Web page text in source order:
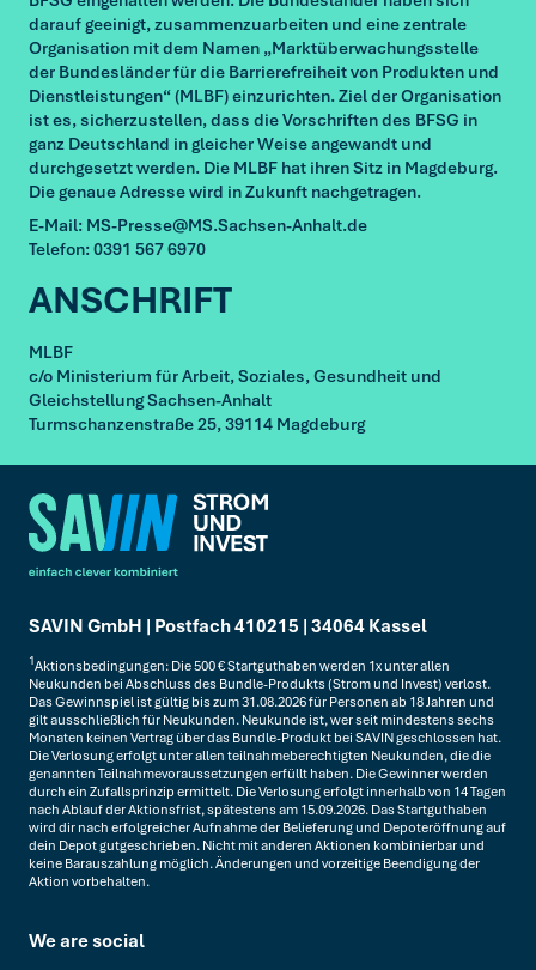
darauf geeinigt, zusammenzuarbeiten und eine zentrale
Organisation mit dem Namen „Marktüberwachungsstelle
der Bundesländer für die Barrierefreiheit von Produkten und
Dienstleistungen“ (MLBF) einzurichten. Ziel der Organisation
ist es, sicherzustellen, dass die Vorschriften des BFSG in
ganz Deutschland in gleicher Weise angewandt und
durchgesetzt werden. Die MLBF hat ihren Sitz in Magdeburg.
Die genaue Adresse wird in Zukunft nachgetragen.
E-Mail: MS-Presse@MS.Sachsen-Anhalt.de
Telefon: 0391 567 6970
ANSCHRIFT
MLBF
c/o Ministerium für Arbeit, Soziales, Gesundheit und
Gleichstellung Sachsen-Anhalt
Turmschanzenstraße 25, 39114 Magdeburg
SAVIN GmbH | Postfach 410215 | 34064 Kassel
1Aktionsbedingungen: Die 500 € Startguthaben werden 1x unter allen
Neukunden bei Abschluss des Bundle-Produkts (Strom und Invest) verlost.
Das Gewinnspiel ist gültig bis zum 31.08.2026 für Personen ab 18 Jahren und
gilt ausschließlich für Neukunden. Neukunde ist, wer seit mindestens sechs
Monaten keinen Vertrag über das Bundle-Produkt bei SAVIN geschlossen hat.
Die Verlosung erfolgt unter allen teilnahmeberechtigten Neukunden, die die
genannten Teilnahmevoraussetzungen erfüllt haben. Die Gewinner werden
durch ein Zufallsprinzip ermittelt. Die Verlosung erfolgt innerhalb von 14 Tagen
nach Ablauf der Aktionsfrist, spätestens am 15.09.2026. Das Startguthaben
wird dir nach erfolgreicher Aufnahme der Belieferung und Depoteröffnung auf
dein Depot gutgeschrieben. Nicht mit anderen Aktionen kombinierbar und
keine Barauszahlung möglich. Änderungen und vorzeitige Beendigung der
Aktion vorbehalten.
We are social